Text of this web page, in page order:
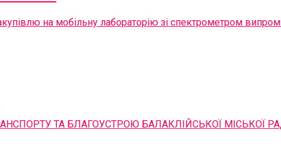
на мобільну лабораторію зі спектрометром
ТА БЛАГОУСТРОЮ БАЛАКЛІЙСЬКОЇ МІСЬКОЇ